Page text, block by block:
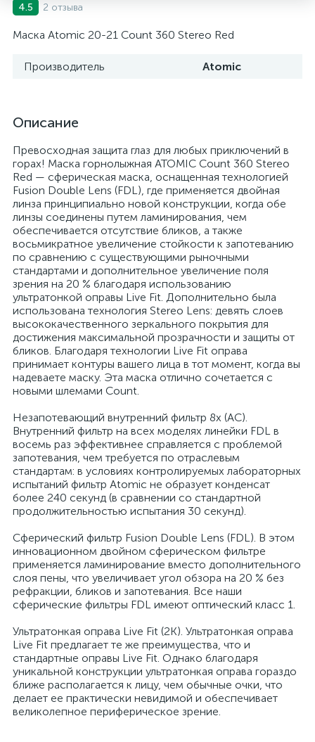
4.5 2 отзыва
Маска Atomic 20-21 Count 360 Stereo Red
Производитель Atomic
Описание
Превосходная защита глаз для любых приключений в
горах! Маска горнолыжная ATOMIC Count 360 Stereo
Red — сферическая маска, оснащенная технологией
Fusion Double Lens (FDL), где применяется двойная
линза принципиально новой конструкции, когда обе
линзы соединены путем ламинирования, чем
обеспечивается отсутствие бликов, а также
восьмикратное увеличение стойкости к запотеванию
по сравнению с существующими рыночными
стандартами и дополнительное увеличение поля
зрения на 20 % благодаря использованию
ультратонкой оправы Live Fit. Дополнительно была
использована технология Stereo Lens: девять слоев
высококачественного зеркального покрытия для
достижения максимальной прозрачности и защиты от
бликов. Благодаря технологии Live Fit оправа
принимает контуры вашего лица в тот момент, когда вы
надеваете маску. Эта маска отлично сочетается с
новыми шлемами Count.
Незапотевающий внутренний фильтр 8x (AC).
Внутренний фильтр на всех моделях линейки FDL в
восемь раз эффективнее справляется с проблемой
запотевания, чем требуется по отраслевым
стандартам: в условиях контролируемых лабораторных
испытаний фильтр Atomic не образует конденсат
более 240 секунд (в сравнении со стандартной
продолжительностью испытания 30 секунд).
Сферический фильтр Fusion Double Lens (FDL). В этом
инновационном двойном сферическом фильтре
применяется ламинирование вместо дополнительного
слоя пены, что увеличивает угол обзора на 20 % без
рефракции, бликов и запотевания. Все наши
сферические фильтры FDL имеют оптический класс 1.
Ультратонкая оправа Live Fit (2K). Ультратонкая оправа
Live Fit предлагает те же преимущества, что и
стандартные оправы Live Fit. Однако благодаря
уникальной конструкции ультратонкая оправа гораздо
ближе располагается к лицу, чем обычные очки, что
делает ее практически невидимой и обеспечивает
великолепное периферическое зрение.